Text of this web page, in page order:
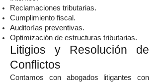
Reclamaciones tributarias.
Cumplimiento fiscal.
Auditorías preventivas.
Optimización de estructuras tributarias.
Litigios y Resolución de
Conflictos
Contamos con abogados litigantes con